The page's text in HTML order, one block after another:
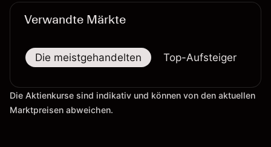
Verwandte Märkte
Die meistgehandelten Top-Aufsteiger
Die Aktienkurse sind indikativ und können von den aktuellen
Marktpreisen abweichen.